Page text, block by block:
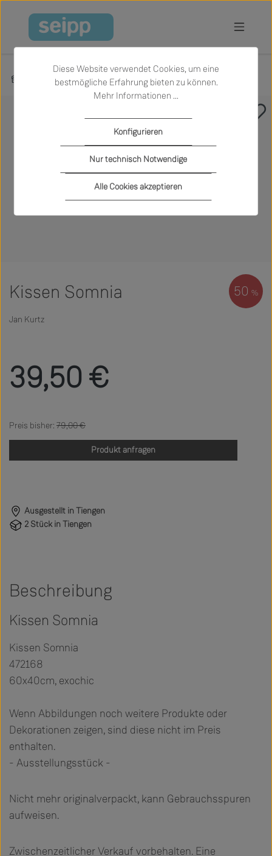
Zum Hauptinhalt springen
Produkte Sale Garten Outdoor Textilien und Kissen
Kissen Somnia
Jan Kurtz
39,50 €
50 %
Regulärer Preis:
79,00 €
Produkt anfragen
Ausgestellt in Tiengen
2 Stück in Tiengen
Beschreibung
Kissen Somnia
Kissen Somnia
472168
60x40cm, exochic
Wenn Abbildungen noch weitere Produkte oder
Dekorationen zeigen, sind diese nicht im Preis
enthalten.
- Ausstellungsstück -
Nicht mehr originalverpackt, kann Gebrauchsspuren
aufweisen.
Zwischenzeitlicher Verkauf vorbehalten. Eine
Diese Website verwendet Cookies, um eine
bestmögliche Erfahrung bieten zu können.
Mehr Informationen ...
Nur technisch Notwendige
Konfigurieren
Alle Cookies akzeptieren